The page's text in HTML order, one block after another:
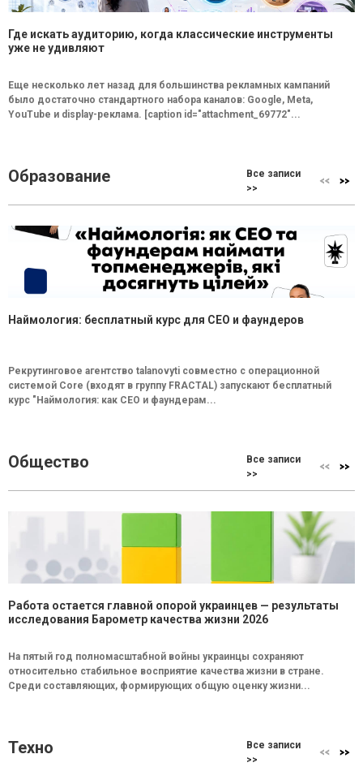
Где искать аудиторию, когда классические инструменты
уже не удивляют
Еще несколько лет назад для большинства рекламных кампаний
было достаточно стандартного набора каналов: Google, Meta,
YouTube и display-реклама. [caption id="attachment_69772"...
Образование
Все записи
>>
Наймология: бесплатный курс для CEO и фаундеров
Рекрутинговое агентство talanovyti совместно с операционной
системой Core (входят в группу FRACTAL) запускают бесплатный
курс "Наймология: как СEO и фаундерам...
Общество
Все записи
>>
Работа остается главной опорой украинцев — результаты
исследования Барометр качества жизни 2026
На пятый год полномасштабной войны украинцы сохраняют
относительно стабильное восприятие качества жизни в стране.
Среди составляющих, формирующих общую оценку жизни...
Техно
Все записи
>>